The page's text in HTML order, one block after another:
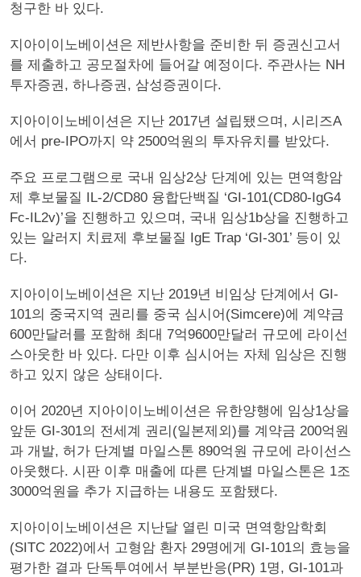
청구한 바 있다.
지아이이노베이션은 제반사항을 준비한 뒤 증권신고서
를 제출하고 공모절차에 들어갈 예정이다. 주관사는 NH
투자증권, 하나증권, 삼성증권이다.
지아이이노베이션은 지난 2017년 설립됐으며, 시리즈A
에서 pre-IPO까지 약 2500억원의 투자유치를 받았다.
주요 프로그램으로 국내 임상2상 단계에 있는 면역항암
제 후보물질 IL-2/CD80 융합단백질 ‘GI-101(CD80-IgG4
Fc-IL2v)’을 진행하고 있으며, 국내 임상1b상을 진행하고
있는 알러지 치료제 후보물질 IgE Trap ‘GI-301’ 등이 있
다.
지아이이노베이션은 지난 2019년 비임상 단계에서 GI-
101의 중국지역 권리를 중국 심시어(Simcere)에 계약금
600만달러를 포함해 최대 7억9600만달러 규모에 라이선
스아웃한 바 있다. 다만 이후 심시어는 자체 임상은 진행
하고 있지 않은 상태이다.
이어 2020년 지아이이노베이션은 유한양행에 임상1상을
앞둔 GI-301의 전세계 권리(일본제외)를 계약금 200억원
과 개발, 허가 단계별 마일스톤 890억원 규모에 라이선스
아웃했다. 시판 이후 매출에 따른 단계별 마일스톤은 1조
3000억원을 추가 지급하는 내용도 포함됐다.
지아이이노베이션은 지난달 열린 미국 면역항암학회
(SITC 2022)에서 고형암 환자 29명에게 GI-101의 효능을
평가한 결과 단독투여에서 부분반응(PR) 1명, GI-101과